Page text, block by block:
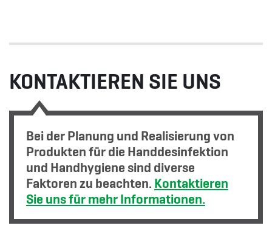
KONTAKTIEREN SIE UNS
Bei der Planung und Realisierung von
Produkten für die Handdesinfektion
und Handhygiene sind diverse
Faktoren zu beachten. Kontaktieren
Sie uns für mehr Informationen.